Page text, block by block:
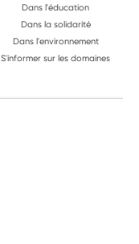
Dans l'éducation
Dans la solidarité
Dans l'environnement
S'informer sur les domaines